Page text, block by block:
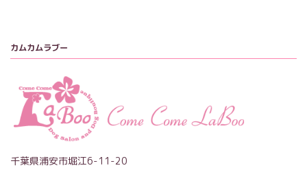
カムカムラブー
千葉県浦安市堀江6-11-20